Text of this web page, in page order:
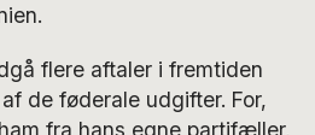
flere aftaler i fremtiden
de føderale udgifter. For,
fra hans egne partifæller,